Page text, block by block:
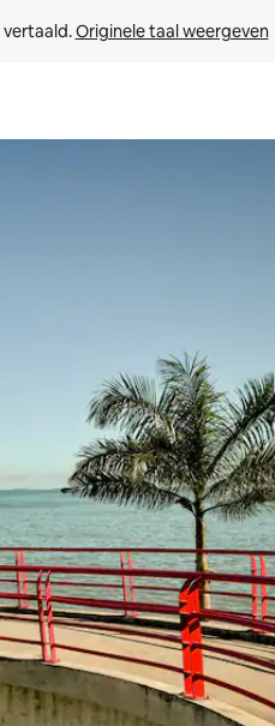
Originele taal weergeven
en omlaag, óf door te tikken